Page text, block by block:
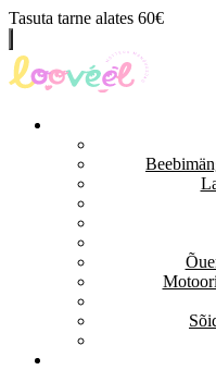
Tasuta tarne alates 60€